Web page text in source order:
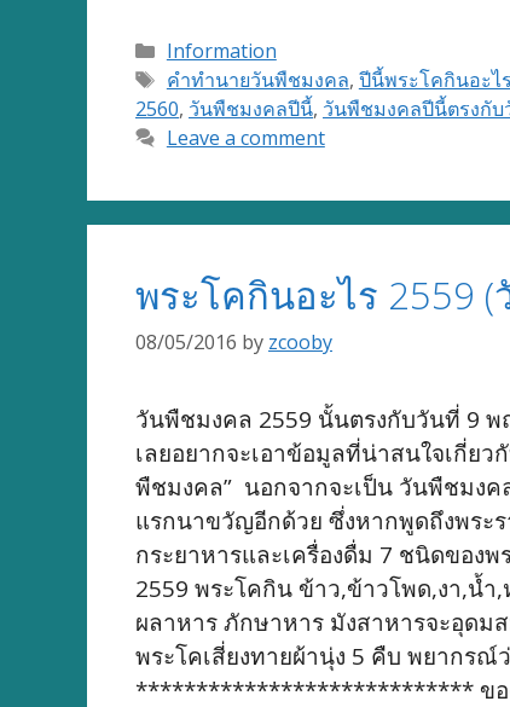
Categories
Information
Tags
คำทำนายวันพืชมงคล, ปีนี้พระโคกินอะไร
2560, วันพืชมงคลปีนี้, วันพืชมงคลปีนี้ตรงกับ
Leave a comment
พระโคกินอะไร 2559
08/05/2016 by zcooby
วันพืชมงคล 2559 นั้นตรงกับวันที่ 9 พ
เลยอยากจะเอาข้อมูลที่น่าสนใจเกี่ย
พืชมงคล” นอกจากจะเป็น วันพืชมงค
แรกนาขวัญอีกด้วย ซึ่งหากพูดถึงพระ
กระยาหารและเครื่องดื่ม 7 ชนิดของ
2559 พระโคกิน ข้าว,ข้าวโพด,งา,
ผลาหาร ภักษาหาร มังสาหารจะอุดม
พระโคเสี่ยงทายผ้านุ่ง 5 คืบ พยากร
**************************** ของกิ